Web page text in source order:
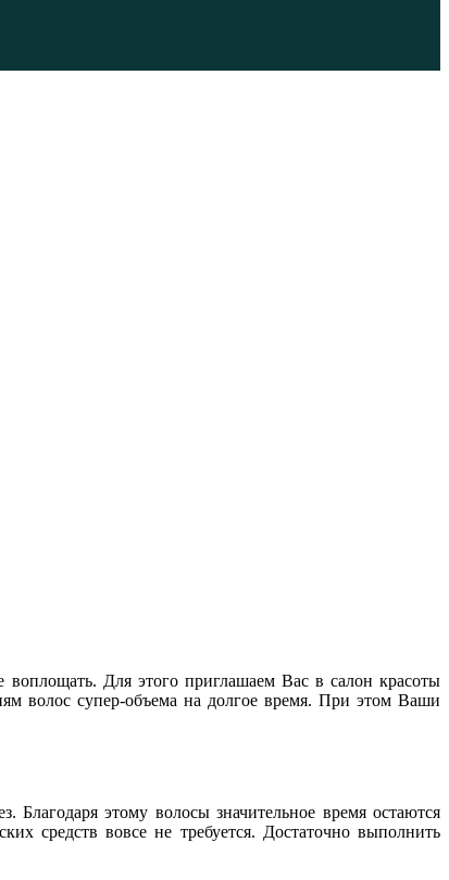
Для этого приглашаем Вас в салон красоты
волос супер-объема на долгое время. При этом Ваши
этому волосы значительное время остаются
средств вовсе не требуется. Достаточно выполнить